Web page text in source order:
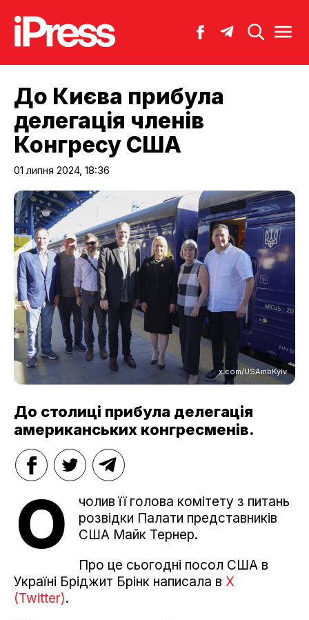
До Києва прибула
делегація членів
Конгресу США
01 липня 2024, 18:36
x.com/USAmbKyiv
До столиці прибула делегація
американських конгресменів.
О
чолив її голова комітету з питань
розвідки Палати представників
США Майк Тернер.
Про це сьогодні посол США в
Україні Бріджит Брінк написала в X
(Twitter).